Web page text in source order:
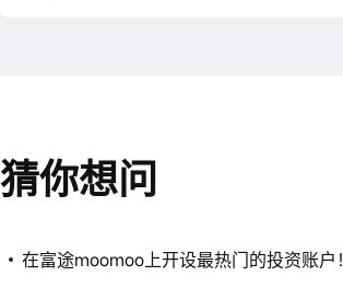
猜你想问
在富途moomoo上开设最热门的投资账户！